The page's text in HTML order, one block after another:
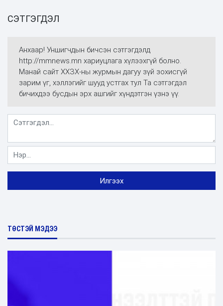
СЭТГЭГДЭЛ
Анхаар! Уншигчдын бичсэн сэтгэгдэлд
http://mmnews.mn хариуцлага хүлээхгүй болно.
Манай сайт ХХЗХ-ны журмын дагуу зүй зохисгүй
зарим үг, хэллэгийг шууд устгах тул Та сэтгэгдэл
бичихдээ бусдын эрх ашгийг хүндэтгэн үзнэ үү.
ТӨСТЭЙ МЭДЭЭ